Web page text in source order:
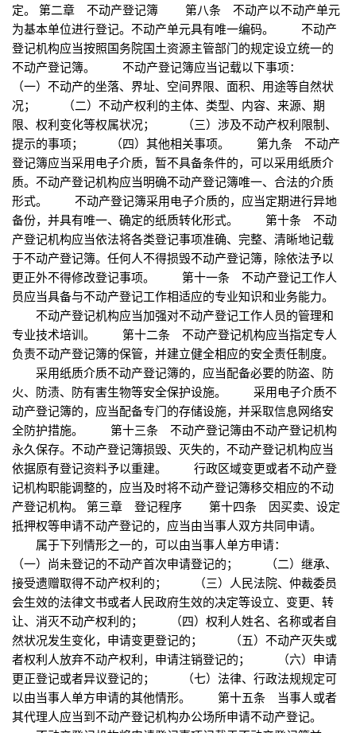
定。 第二章 不动产登记簿 第八条 不动产以不动产单元
为基本单位进行登记。不动产单元具有唯一编码。 不动产
登记机构应当按照国务院国土资源主管部门的规定设立统一的
不动产登记簿。 不动产登记簿应当记载以下事项：
（一）不动产的坐落、界址、空间界限、面积、用途等自然状
况； （二）不动产权利的主体、类型、内容、来源、期
限、权利变化等权属状况； （三）涉及不动产权利限制、
提示的事项； （四）其他相关事项。 第九条 不动产
登记簿应当采用电子介质，暂不具备条件的，可以采用纸质介
质。不动产登记机构应当明确不动产登记簿唯一、合法的介质
形式。 不动产登记簿采用电子介质的，应当定期进行异地
备份，并具有唯一、确定的纸质转化形式。 第十条 不动
产登记机构应当依法将各类登记事项准确、完整、清晰地记载
于不动产登记簿。任何人不得损毁不动产登记簿，除依法予以
更正外不得修改登记事项。 第十一条 不动产登记工作人
员应当具备与不动产登记工作相适应的专业知识和业务能力。
不动产登记机构应当加强对不动产登记工作人员的管理和
专业技术培训。 第十二条 不动产登记机构应当指定专人
负责不动产登记簿的保管，并建立健全相应的安全责任制度。
采用纸质介质不动产登记簿的，应当配备必要的防盗、防
火、防渍、防有害生物等安全保护设施。 采用电子介质不
动产登记簿的，应当配备专门的存储设施，并采取信息网络安
全防护措施。 第十三条 不动产登记簿由不动产登记机构
永久保存。不动产登记簿损毁、灭失的，不动产登记机构应当
依据原有登记资料予以重建。 行政区域变更或者不动产登
记机构职能调整的，应当及时将不动产登记簿移交相应的不动
产登记机构。 第三章 登记程序 第十四条 因买卖、设定
抵押权等申请不动产登记的，应当由当事人双方共同申请。
属于下列情形之一的，可以由当事人单方申请：
（一）尚未登记的不动产首次申请登记的； （二）继承、
接受遗赠取得不动产权利的； （三）人民法院、仲裁委员
会生效的法律文书或者人民政府生效的决定等设立、变更、转
让、消灭不动产权利的； （四）权利人姓名、名称或者自
然状况发生变化，申请变更登记的； （五）不动产灭失或
者权利人放弃不动产权利，申请注销登记的； （六）申请
更正登记或者异议登记的； （七）法律、行政法规规定可
以由当事人单方申请的其他情形。 第十五条 当事人或者
其代理人应当到不动产登记机构办公场所申请不动产登记。